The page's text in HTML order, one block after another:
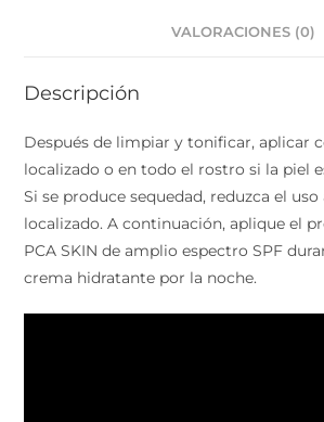
VALORACIONES (0)
Descripción
Después de limpiar y tonificar, aplicar
localizado o en todo el rostro si la piel
Si se produce sequedad, reduzca el
localizado. A continuación, aplique el
PCA SKIN de amplio espectro SPF
crema hidratante por la noche.